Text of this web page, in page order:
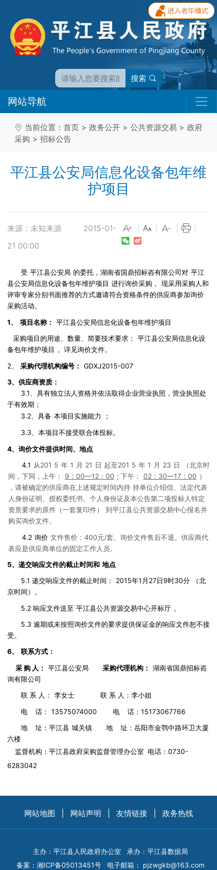
搜索
网站导航
当前位置： 首页 > 政务公开 > 公共资源交易 > 政府
采购 > 招标公告
平江县公安局信息化设备包年维
护项目
来源：未知来源
2015-01-
21 00:00
受 平江县公安局 的委托，湖南省国鼎招标咨有限公司对 平江
县公安局信息化设备包年维护项目 进行询价采购，
现采用采购人和
评审专家分别书面推荐的方式邀请符合资格条件的供应商参加询价
采购活动。
1、
项目名称： 平江县公安局信息化设备包年维护项目
采购项目的用途、数量、简要技术要求：
平江县公安局信息化设
备包年维护项目 。详见询价文件。
2、
采购代理机构编号： GDXJ2015-007
3、供应商资质：
3.1、具有独立法人资格并依法取得企业营业执照，营业执照处
于有效期；
3.2、具备 本项目实施能力 ；
3.3、本项目不接受联合体投标。
4、询价文件提供时间、地点
4.1 从201 5 年 1 月 21 日 起至201 5 年 1 月 23 日
（北京时
间，下同，上午：
9：00—12：00 ; 下午： 02：30—17：00 ）
，请被确定的供应商在上述规定时间内持 持单位介绍信、法定代表
人身份证明、授权委托书、个人身份证及本公告第二项投标人特定
资质要求的原件（一套复印件）
到平江县公共资源交易中心报名并
购买询价文件。
4.2 询价 文件售价：400元/套。询价文件售后不退。供应商代
表应是供应商单位的固定工作人员。
5、递交响应文件的截止时间和 地点
5.1 递交响应文件的截止时间：
2015年1月27日9时30分
（北
京时间）。
5.2 响应文件送至 平江县公共资源交易中心开标厅 。
5.3 逾期或未按照询价文件的要求提供保证金的响应文件恕不接
受。
6、
联系方式：
采 购 人： 平江县公安局 采购代理机构： 湖南省国鼎招标咨
询有限公司
联 系 人：
李女士
联 系 人：李小姐
电 话：
13575074000
电 话：15173067766
地 址：平江县 城关镇
地 址：岳阳市金鹗中路环卫大厦
六楼
监督机构：平江县政府采购监督管理办公室 电话：0730-
6283042
网站地图 网站声明 友情链接 政务热线
主办：平江县人民政府办公室
承办：平江县数据局
备案： 湘ICP备05013451号 电子邮箱： pjzwgkb@163.com